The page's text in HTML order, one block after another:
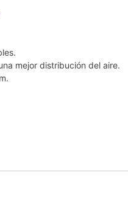
mejor distribución del aire.